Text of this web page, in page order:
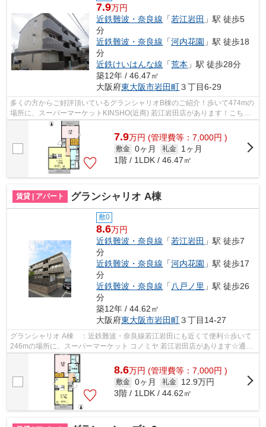
7.9万円
近鉄難波・奈良線 「若江岩田 」駅 徒歩5
分
近鉄難波・奈良線 「河内花園 」駅 徒歩18
分
近鉄けいはんな線 「荒本 」駅 徒歩28分
築12年 / 46.47㎡
大阪府東大阪市岩田町３丁目6-29
多くの方からご好評頂いているグランシャリオB棟のご紹介！歩いて474mの
場所に、スーパーマーケットKINSHO(近商) 若江岩田店があります！こちら
の2014年築の物件は多くの方からご好評...
7.9万円 (管理費等：7,000円 )
敷金 0ヶ月 礼金
1ヶ月
1階 / 1LDK / 46.47㎡
賃貸 | アパート グランシャリオ A棟
敷0
8.6万円
近鉄難波・奈良線 「若江岩田 」駅 徒歩7
分
近鉄難波・奈良線 「河内花園 」駅 徒歩17
分
近鉄難波・奈良線 「 八戸ノ里 」駅 徒歩26
分
築12年 / 44.62㎡
大阪府東大阪市岩田町３丁目14-27
グランシャリオ A棟 ：近鉄難波・奈良線若江岩田にも近くて便利☆歩いて
246mの場所に、スーパーマーケット コノミヤ 若江岩田店があります☆通風
システムが整った換気がしやすい物件で...
8.6万円 (管理費等：7,000円 )
敷金 0ヶ月 礼金
12.9万円
3階 / 1LDK / 44.62㎡